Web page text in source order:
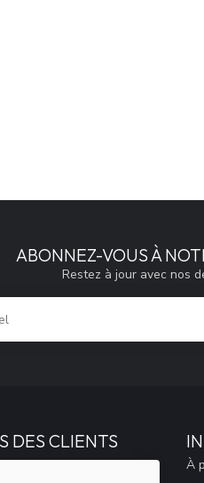
ABONNEZ-VOUS À
Restez à jour avec nos
DES CLIENTS
À